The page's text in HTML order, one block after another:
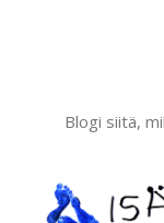
Blogi siitä,